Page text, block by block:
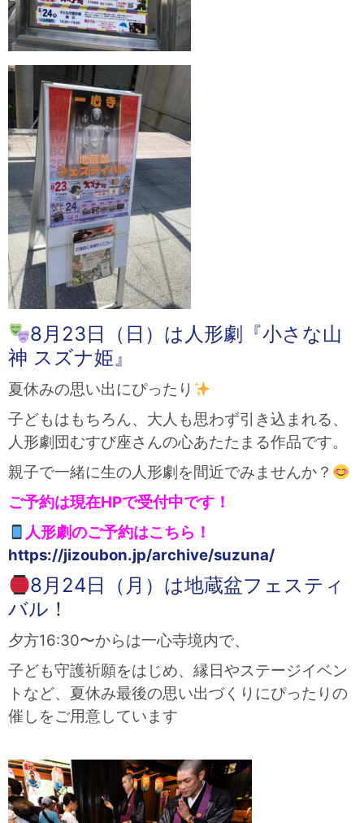
8月23日（日）は人形劇『小さな山
神 スズナ姫』
夏休みの思い出にぴったり
子どもはもちろん、大人も思わず引き込まれる、
人形劇団むすび座さんの心あたたまる作品です。
親子で一緒に生の人形劇を間近でみませんか？
ご予約は現在HPで受付中です！
人形劇のご予約はこちら！
https://jizoubon.jp/archive/suzuna/
8月24日（月）は地蔵盆フェスティ
バル！
夕方16:30〜からは一心寺境内で、
子ども守護祈願をはじめ、縁日やステージイベン
トなど、夏休み最後の思い出づくりにぴったりの
催しをご用意しています